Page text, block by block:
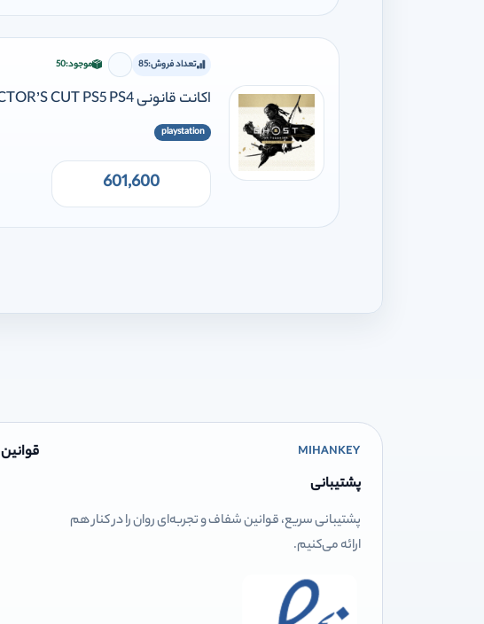
تعداد فروش:85 برای افزودن وارد شوید
موجود:50
اکانت قانونی Ghost of Tsushima DIRECTOR’S CUT PS5 PS4
playstation
601,600
MIHANKEY
پشتیبانی
پشتیبانی سریع، قوانین شفاف و تجربه‌ای روان را در کنار هم
ارائه می‌کنیم.
قوانین